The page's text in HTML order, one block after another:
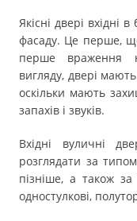
Якісні двері вхідні
фасаду. Це перше,
перше враження
вигляду, двері
оскільки мають
запахів і звуків.
Вхідні вуличні
розглядати за
пізніше, а також за
одностулкові,